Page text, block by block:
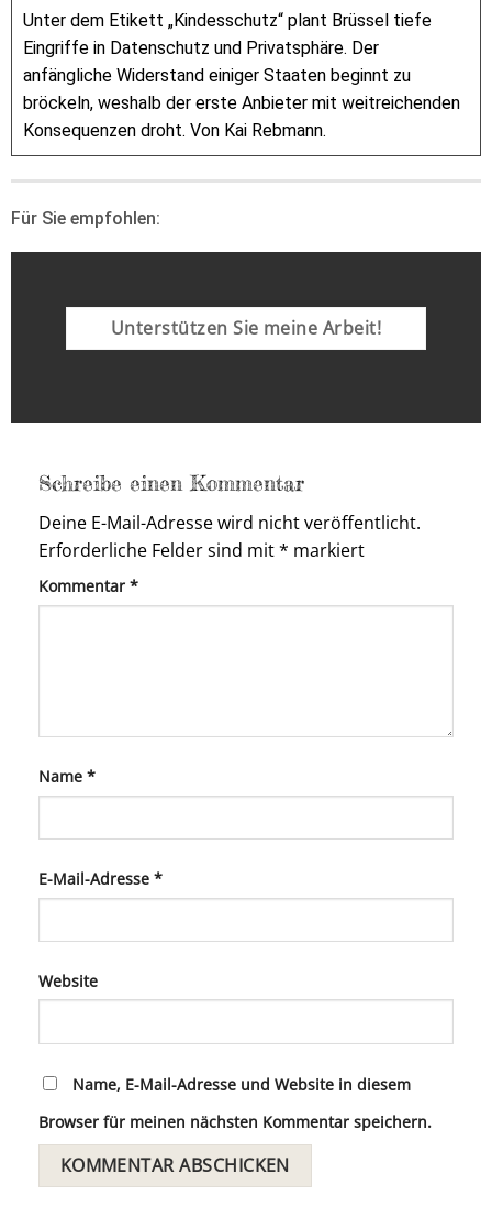
Unter dem Etikett „Kindesschutz“ plant Brüssel tiefe
Eingriffe in Datenschutz und Privatsphäre. Der
anfängliche Widerstand einiger Staaten beginnt zu
bröckeln, weshalb der erste Anbieter mit weitreichenden
Konsequenzen droht. Von Kai Rebmann.
Für Sie empfohlen:
Unterstützen Sie meine Arbeit!
Schreibe einen Kommentar
Deine E-Mail-Adresse wird nicht veröffentlicht.
Erforderliche Felder sind mit* markiert
Kommentar *
Name *
E-Mail-Adresse *
Website
Name, E-Mail-Adresse und Website in diesem
Browser für meinen nächsten Kommentar speichern.